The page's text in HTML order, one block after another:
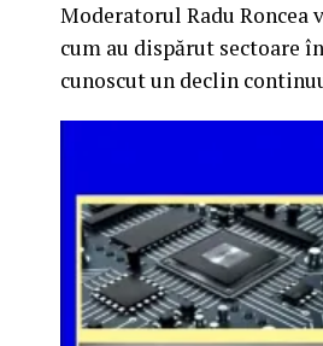
Moderatorul Radu
cum au dispărut sectoare
cunoscut un declin